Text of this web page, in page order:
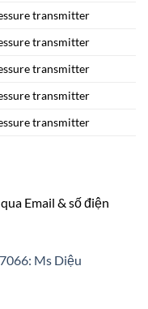
transmitter
transmitter
transmitter
transmitter
transmitter
Email & số điện
Ms Diệu